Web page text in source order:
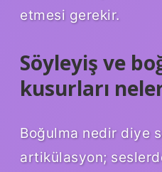
etmesi gerekir.
Söyleyiş ve
kusurları
Boğulma nedir diye
artikülasyon;